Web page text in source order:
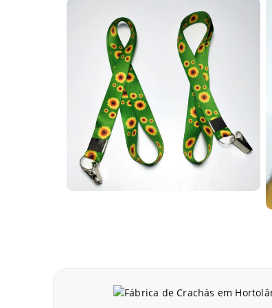
Fabricados pela AlternativaCard, os cartões
barras e tarjas magnéticas, ou ainda
Com tantas opções de uso e tecnologia, os
Carteirinha de estudante para
Para
PVC. Em
Para escolas e
modelos em